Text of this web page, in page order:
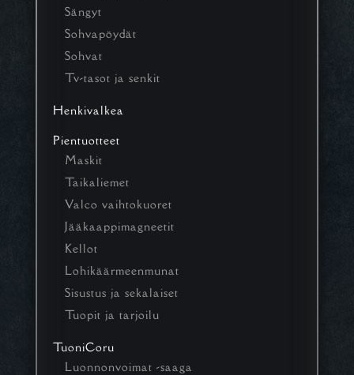
Sängyt
Sohvapöydät
Sohvat
Tv-tasot ja senkit
Henkivalkea
Pientuotteet
Maskit
Taikaliemet
Valco vaihtokuoret
Jääkaappimagneetit
Kellot
Lohikäärmeenmunat
Sisustus ja sekalaiset
Tuopit ja tarjoilu
TuoniCoru
Luonnonvoimat -saaga